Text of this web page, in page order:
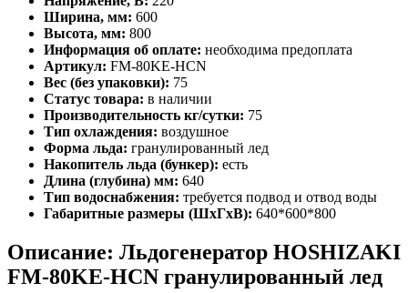
Ширина, мм: 600
Высота, мм: 800
Информация об оплате: необходима предоплата
Артикул: FM-80KE-HCN
Вес (без упаковки): 75
Статус товара: в наличии
Производительность кг/сутки: 75
Тип охлаждения: воздушное
Форма льда: гранулированный лед
Накопитель льда (бункер): есть
Длина (глубина) мм: 640
Тип водоснабжения: требуется подвод и отвод воды
Габаритные размеры (ШхГхВ): 640*600*800
Описание: Льдогенератор HOSHIZAKI
FM-80KE-HCN гранулированный лед